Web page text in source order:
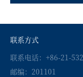
联系方式
联系电话：+86-21-
邮编：201101